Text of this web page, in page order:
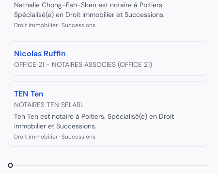
Nathalie Chong-Fah-Shen est notaire à Poitiers.
Spécialisé(e) en Droit immobilier et Successions.
Droit immobilier · Successions
Nicolas Ruffin
OFFICE 21 - NOTAIRES ASSOCIES (OFFICE 21)
TEN Ten
NOTAIRES TEN SELARL
Ten Ten est notaire à Poitiers. Spécialisé(e) en Droit
immobilier et Successions.
Droit immobilier · Successions
O